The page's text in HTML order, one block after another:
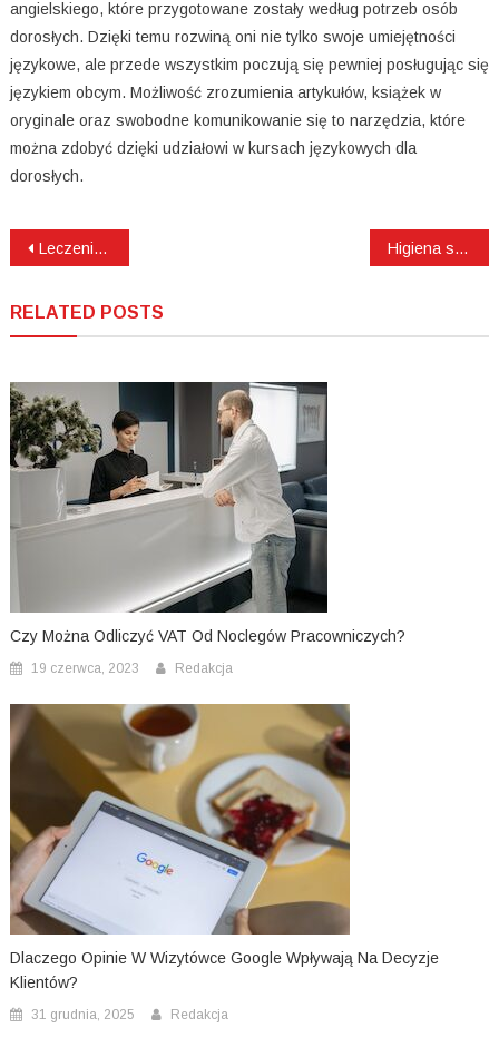
angielskiego, które przygotowane zostały według potrzeb osób
dorosłych. Dzięki temu rozwiną oni nie tylko swoje umiejętności
językowe, ale przede wszystkim poczują się pewniej posługując się
językiem obcym. Możliwość zrozumienia artykułów, książek w
oryginale oraz swobodne komunikowanie się to narzędzia, które
można zdobyć dzięki udziałowi w kursach językowych dla
dorosłych.
Nawigacja
Leczenie stomatologiczne w Wołowie Higiena stałego aparatu ortodontycznego
RELATED POSTS
Czy Można Odliczyć VAT Od Noclegów Pracowniczych?
19 czerwca, 2023 Redakcja
Dlaczego Opinie W Wizytówce Google Wpływają Na Decyzje
Klientów?
31 grudnia, 2025 Redakcja